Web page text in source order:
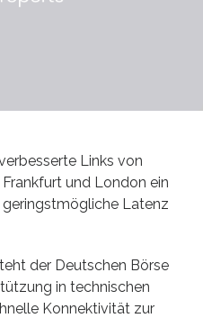
Links von
und London ein
Latenz
der Deutschen Börse
in technischen
Konnektivität zur